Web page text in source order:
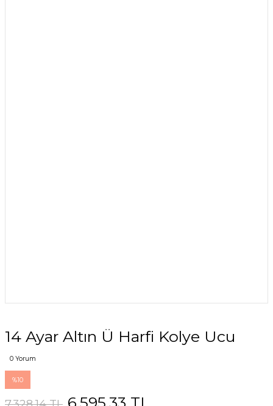
14 Ayar Altın Ü Harfi Kolye Ucu
0 Yorum
%10
6.595,33 TL